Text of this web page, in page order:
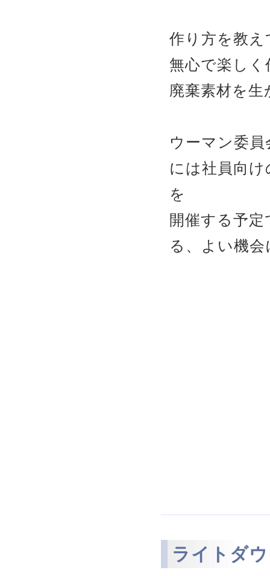
作り方を教
無心で楽し
廃棄素材を
ウーマン委
には社員向
を
開催する予定
る、よい機
ライトダ